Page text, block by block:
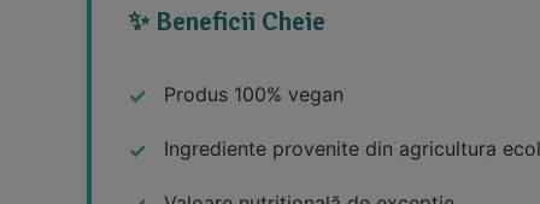
✨ Beneficii Cheie
Produs 100% vegan
Ingrediente provenite din agricultura